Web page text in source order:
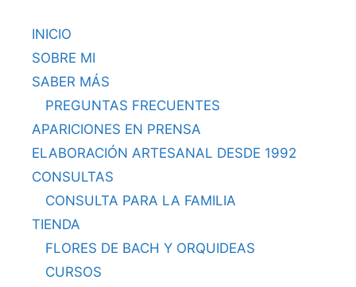
INICIO
SOBRE MI
SABER MÁS
PREGUNTAS FRECUENTES
APARICIONES EN PRENSA
ELABORACIÓN ARTESANAL DESDE 1992
CONSULTAS
CONSULTA PARA LA FAMILIA
TIENDA
FLORES DE BACH Y ORQUIDEAS
CURSOS